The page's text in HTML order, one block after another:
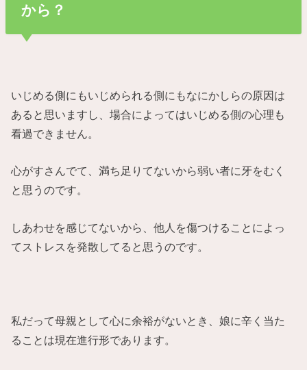
から？
いじめる側にもいじめられる側にもなにかしらの原因は
あると思いますし、場合によってはいじめる側の心理も
看過できません。
心がすさんでて、満ち足りてないから弱い者に牙をむく
と思うのです。
しあわせを感じてないから、他人を傷つけることによっ
てストレスを発散してると思うのです。
私だって母親として心に余裕がないとき、娘に辛く当た
ることは現在進行形であります。